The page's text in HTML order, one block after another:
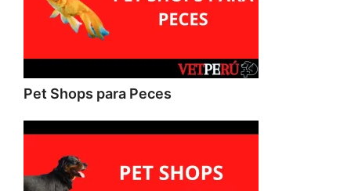
Pet Shops para Peces